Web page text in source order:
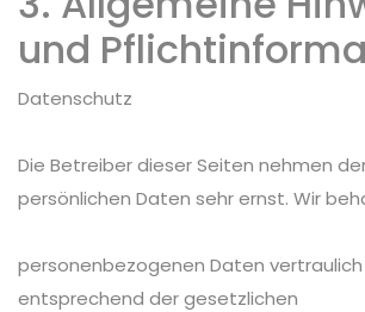
und
Datenschutz
Die Betreiber dieser Seiten nehmen
persönlichen Daten sehr ernst. Wir
personenbezogenen Daten
entsprechend der gesetzlichen